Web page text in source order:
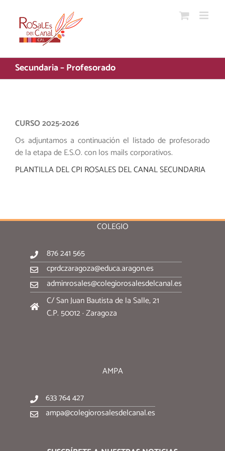
contenido
Secundaria – Profesorado
CURSO 2025-2026
Os adjuntamos a continuación el listado de profesorado
de la etapa de E.S.O. con los mails corporativos.
PLANTILLA DEL CPI ROSALES DEL CANAL SECUNDARIA
COLEGIO
876 241 565
cprdczaragoza@educa.aragon.es
adminrosales@colegiorosalesdelcanal.es
C/ San Juan Bautista de la Salle, 21
C.P. 50012 · Zaragoza
AMPA
633 764 427
ampa@colegiorosalesdelcanal.es